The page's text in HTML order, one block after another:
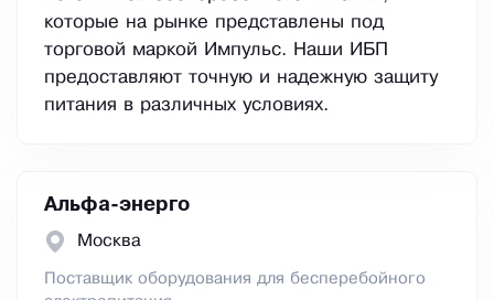
которые на рынке представлены под
торговой маркой Импульс. Наши ИБП
предоставляют точную и надежную защиту
питания в различных условиях.
Альфа-энерго
Москва
Поставщик оборудования для бесперебойного